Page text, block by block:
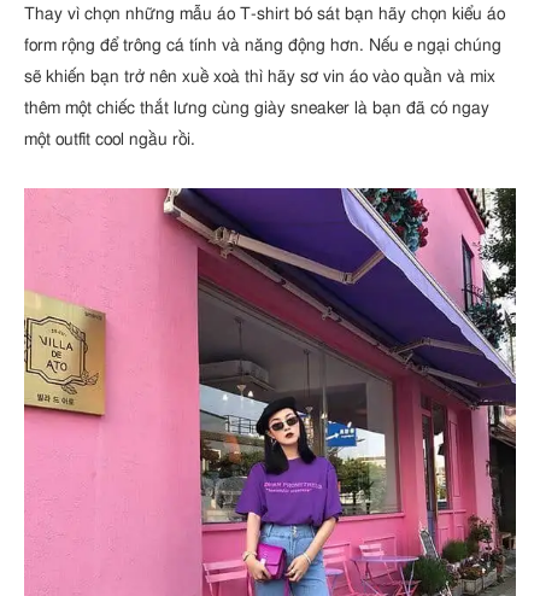
Thay vì chọn những mẫu áo T-shirt bó sát bạn hãy chọn kiểu áo
form rộng để trông cá tính và năng động hơn. Nếu e ngại chúng
sẽ khiến bạn trở nên xuề xoà thì hãy sơ vin áo vào quần và mix
thêm một chiếc thắt lưng cùng giày sneaker là bạn đã có ngay
một outfit cool ngầu rồi.